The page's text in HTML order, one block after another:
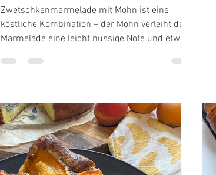
Zwetschkenmarmelade mit Mohn ist eine
köstliche Kombination – der Mohn verleiht der
Marmelade eine leicht nussige Note und etwas